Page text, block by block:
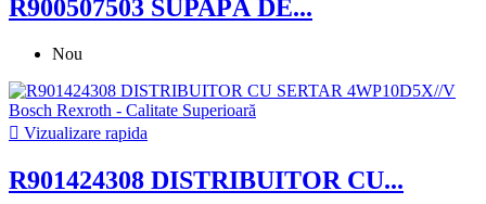
R900507503 SUPAPĂ DE...
Nou
 Vizualizare rapida
R901424308 DISTRIBUITOR CU...